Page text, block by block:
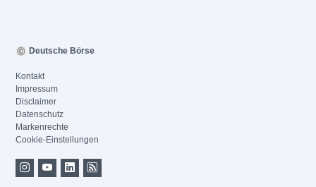
Deutsche Börse
Kontakt
Impressum
Disclaimer
Datenschutz
Markenrechte
Cookie-Einstellungen